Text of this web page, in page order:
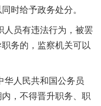
时给予政务处分。
人员有违法行为，被罢
务的，监察机关可以
华人民共和国公务员
，不得晋升职务、职